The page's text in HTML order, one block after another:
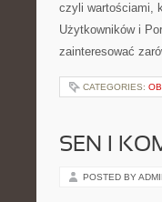
czyli wartościami,
Użytkowników i
zainteresować
CATEGORIES:
SEN I
POSTED BY